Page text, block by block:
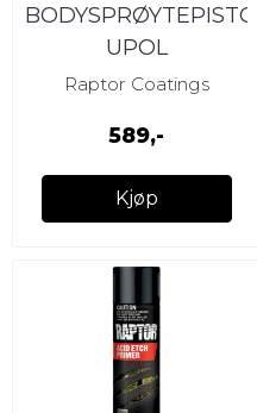
BODYSPRØYTEPISTOL
UPOL
Raptor Coatings
589,-
Kjøp